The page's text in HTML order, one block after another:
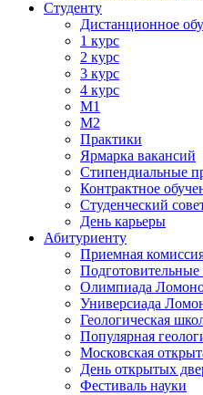
Студенту
Дистанционное
1 курс
2 курс
3 курс
4 курс
М1
М2
Практики
Ярмарка вакансий
Стипендиальные
Контрактное
Студенческий
День карьеры
Абитуриенту
Приемная
Олимпиада
Универсиада
Геологическая
Популярная
Московская
День открытых
Фестиваль науки